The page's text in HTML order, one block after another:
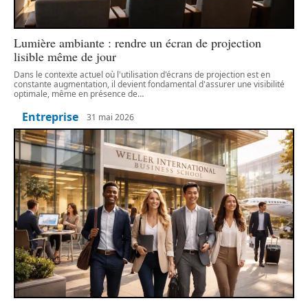
Lumière ambiante : rendre un écran de projection
lisible même de jour
Dans le contexte actuel où l'utilisation d'écrans de projection est en
constante augmentation, il devient fondamental d'assurer une visibilité
optimale, même en présence de…
Entreprise 31 mai 2026